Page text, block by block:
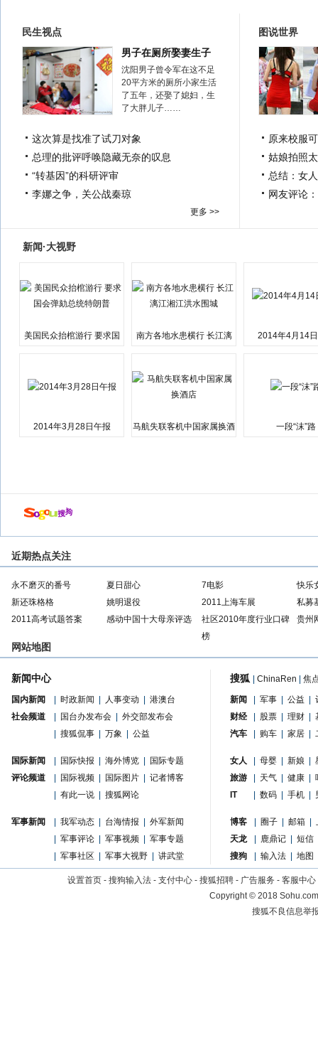
民生视点
男子在厕所娶妻生子
沈阳男子曾令军在这不足
20平方米的厕所小家生活
了五年，还娶了媳妇，生
了大胖儿子……
这次算是找准了试刀对象
总理的批评呼唤隐藏无奈的叹息
“转基因”的科研评审
李娜之争，关公战秦琼
更多 >>
图说世界
原来校服
姑娘拍照
总结：女
网友评论
新闻·大视野
美国民众抬棺游行 要求国
南方各地水患横行 长江漓
2014年4月14
2014年3月28日午报
马航失联客机中国家属换酒
一段“沫”路
近期热点关注
永不磨灭的番号 夏日甜心 7电影
快乐
新还珠格格
姚明退役 2011上海车展
私募
2011高考试题答案
感动中国十大母亲评选
社区2010年度行业口碑
榜
贵州
网站地图
新闻中心
国内新闻 时政新闻 人事变动
港澳台
国台办发布会 外交部发布会
社会频道
搜狐侃事 万象 公益
国际新闻 国际快报 海外博览
国际专题
国际视频 国际图片 记者博客
评论频道
有此一说 搜狐网论
军事新闻 我军动态 台海情报
外军新闻
军事评论 军事视频
军事专题
军事社区 军事大视野 讲武堂
搜狐 ChinaRen 焦
新闻 军事 公益
财经
股票 理财
汽车
购车 家居
女人 母婴 新娘
旅游
天气 健康
IT
数码 手机
博客 圈子 邮箱
天龙
鹿鼎记
短信
搜狗
输入法 地图
设置首页 - 搜狗输入法 - 支付中心 - 搜狐招聘 - 广告服务 - 客服中心
Copyright©2018
搜狐不良信息举